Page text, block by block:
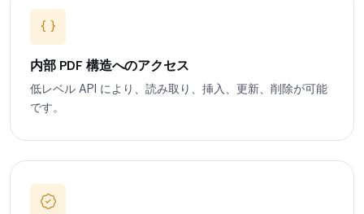
内部 PDF 構造へのアクセス
低レベル API により、読み取り、挿入、更新、削除が可能
です。